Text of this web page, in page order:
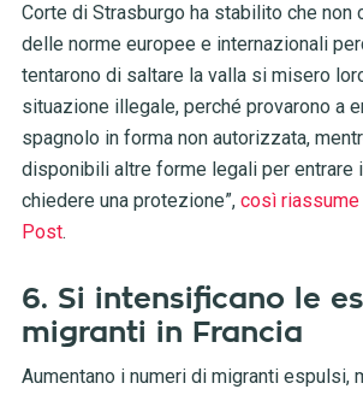
Corte di Strasburgo ha stabilito che non
delle norme europee e internazionali
tentarono di saltare la valla si misero
situazione illegale, perché provarono a
spagnolo in forma non autorizzata,
disponibili altre forme legali per entrare
chiedere una protezione”, così
Post.
6. Si intensificano le
migranti in Francia
Aumentano i numeri di migranti espulsi,